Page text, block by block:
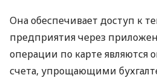
Она обеспечивает доступ к
предприятия через
операции по карте являются
счета, упрощающими